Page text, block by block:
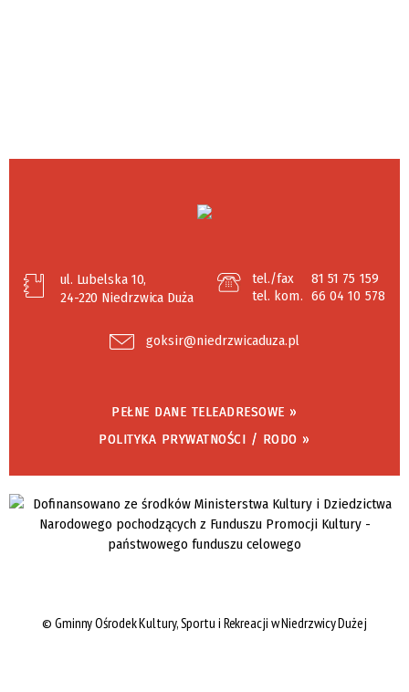
ul. Lubelska 10,
24-220 Niedrzwica Duża
tel./fax
81 51 75 159
tel. kom. 66 04 10 578
goksir@niedrzwicaduza.pl
PEŁNE DANE TELEADRESOWE »
POLITYKA PRYWATNOŚCI / RODO »
© Gminny Ośrodek Kultury, Sportu i Rekreacji w Niedrzwicy Dużej